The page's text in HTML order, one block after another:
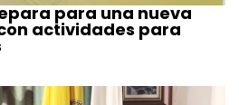
para una nueva
actividades para